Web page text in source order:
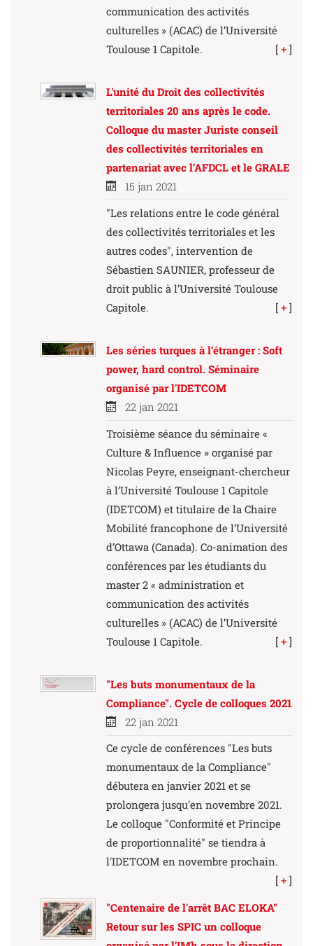
communication des activités
culturelles » (ACAC) de l’Université
Toulouse 1 Capitole.
[ + ]
L'unité du Droit des collectivités
territoriales 20 ans après le code.
Colloque du master Juriste conseil
des collectivités territoriales en
partenariat avec l’AFDCL et le GRALE
15 jan 2021
"Les relations entre le code général
des collectivités territoriales et les
autres codes", intervention de
Sébastien SAUNIER, professeur de
droit public à l’Université Toulouse
Capitole.
[ + ]
Les séries turques à l’étranger : Soft
power, hard control. Séminaire
organisé par l'IDETCOM
22 jan 2021
Troisième séance du séminaire «
Culture & Influence » organisé par
Nicolas Peyre, enseignant-chercheur
à l’Université Toulouse 1 Capitole
(IDETCOM) et titulaire de la Chaire
Mobilité francophone de l’Université
d’Ottawa (Canada). Co-animation des
conférences par les étudiants du
master 2 « administration et
communication des activités
culturelles » (ACAC) de l’Université
Toulouse 1 Capitole.
[ + ]
"Les buts monumentaux de la
Compliance". Cycle de colloques 2021
22 jan 2021
Ce cycle de conférences "Les buts
monumentaux de la Compliance"
débutera en janvier 2021 et se
prolongera jusqu'en novembre 2021.
Le colloque "Conformité et Principe
de proportionnalité" se tiendra à
l'IDETCOM en novembre prochain.
[ + ]
"Centenaire de l'arrêt BAC ELOKA"
Retour sur les SPIC un colloque